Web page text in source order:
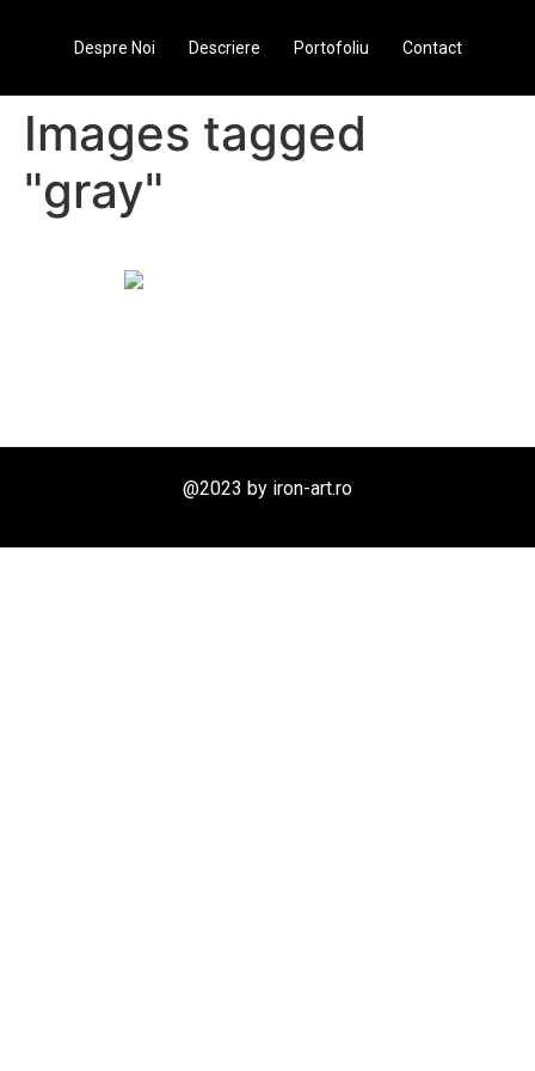
Despre Noi Descriere Portofoliu Contact
Images tagged
"gray"
@2023 by iron-art.ro